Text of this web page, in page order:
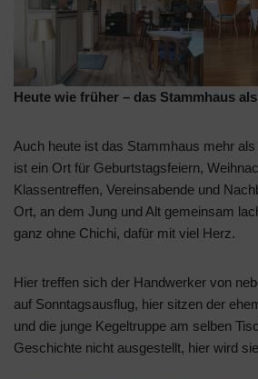
Heute wie früher – das Stammhaus
Auch heute ist das Stammhaus mehr
ist ein Ort für Geburtstagsfeiern,
Klassentreffen, Vereinsabende und
Ort, an dem Jung und Alt gemeinsam
ganz ohne Chichi, dafür mit viel Herz.
Hier treffen sich der Handwerker von
auf Sonntagsausflug, hier sitzen der
und die junge Kegeltruppe am selben
Geschichte nicht ausgestellt, hier wird